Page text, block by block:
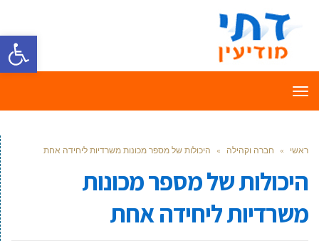
פתח
תפריט
ראשי » חברה וקהילה » היכולות של מספר מכונות משרדיות ליחידה אחת
היכולות של מספר מכונות
משרדיות ליחידה אחת